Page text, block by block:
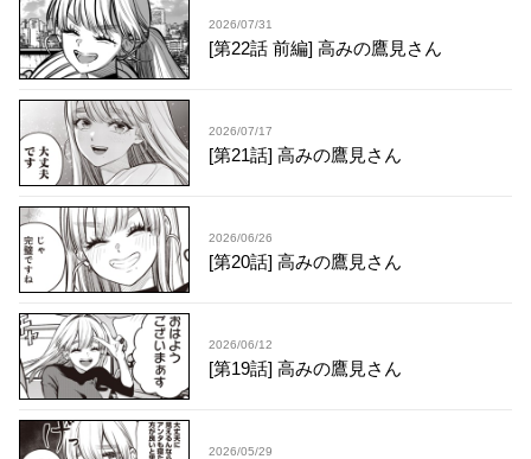
2026/07/31
[第22話 前編] 高みの鷹見さん
2026/07/17
[第21話] 高みの鷹見さん
2026/06/26
[第20話] 高みの鷹見さん
2026/06/12
[第19話] 高みの鷹見さん
2026/05/29